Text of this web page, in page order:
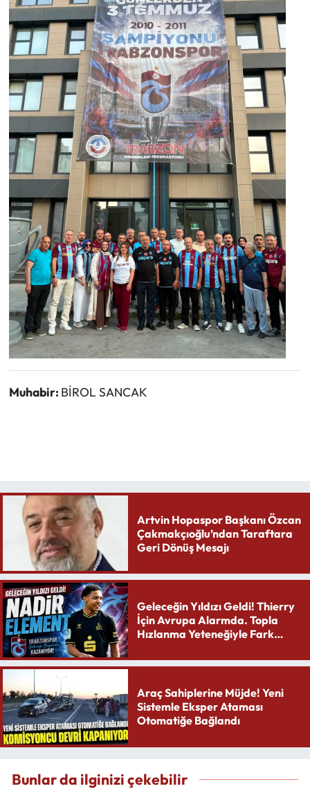
Muhabir: BİROL SANCAK
Artvin Hopaspor Başkanı Özcan
Çakmakçıoğlu’ndan Taraftara
Geri Dönüş Mesajı
Geleceğin Yıldızı Geldi! Thierry
İçin Avrupa Alarmda. Topla
Hızlanma Yeteneğiyle Fark
Araç Sahiplerine Müjde! Yeni
Sistemle Eksper Ataması
Otomatiğe Bağlandı
Bunlar da ilginizi çekebilir